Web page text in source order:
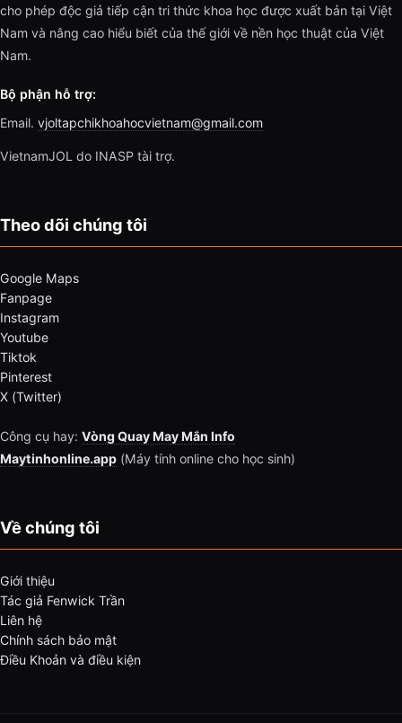
cho phép độc giả tiếp cận tri thức khoa học được xuất bản tại Việt
Nam và nâng cao hiểu biết của thế giới về nền học thuật của Việt
Nam.
Bộ phận hỗ trợ:
Email. vjoltapchikhoahocvietnam@gmail.com
VietnamJOL do INASP tài trợ.
Theo dõi chúng tôi
Google Maps
Fanpage
Instagram
Youtube
Tiktok
Pinterest
X (Twitter)
Công cụ hay: Vòng Quay May Mắn Info
Maytinhonline.app (Máy tính online cho học sinh)
Về chúng tôi
Giới thiệu
Tác giả Fenwick Trần
Liên hệ
Chính sách bảo mật
Điều Khoản và điều kiện